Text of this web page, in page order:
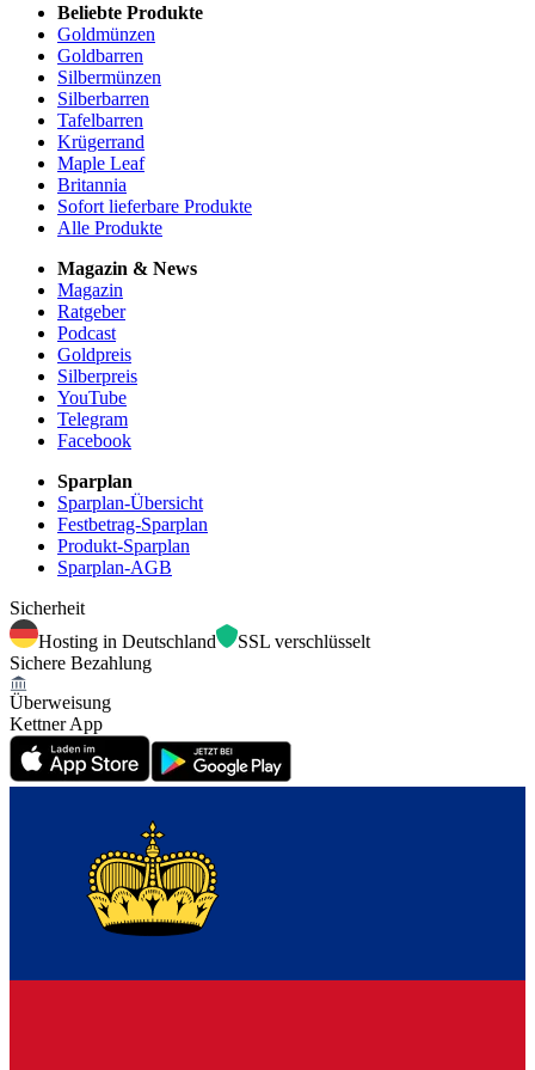
Beliebte Produkte
Goldmünzen
Goldbarren
Silbermünzen
Silberbarren
Tafelbarren
Krügerrand
Maple Leaf
Britannia
Sofort lieferbare Produkte
Alle Produkte
Magazin & News
Magazin
Ratgeber
Podcast
Goldpreis
Silberpreis
YouTube
Telegram
Facebook
Sparplan
Sparplan-Übersicht
Festbetrag-Sparplan
Produkt-Sparplan
Sparplan-AGB
Sicherheit
Hosting in Deutschland
SSL verschlüsselt
Sichere Bezahlung
Überweisung
Kettner App